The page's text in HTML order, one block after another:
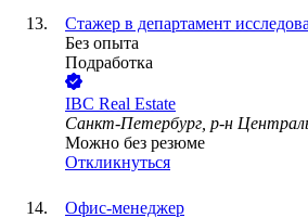
Стажер в департамент
Без опыта
Подработка
IBC Real Estate
Санкт-Петербург, р-н
Можно без резюме
Откликнуться
Офис-менеджер